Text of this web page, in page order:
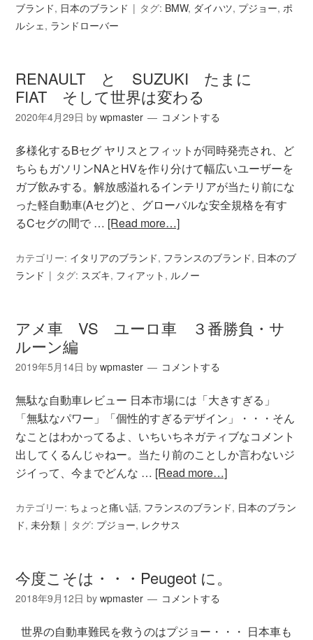
ブランド, 日本のブランド タグ: BMW, ダイハツ, プジョー,ポ
ルシェ, ランドローバー
RENAULT と SUZUKI たまに
FIAT そして世界は変わる
2020年4月29日 bywpmaster コメントする
多様化するBセグ ヤリスとフィットが同時発売され、ど
ちらもガソリンNAとHVを作り分けて幅広いユーザーを
ガブ飲みする。解放感溢れるインテリアが当たり前にな
った軽自動車(Aセグ)と、グローバルな安全規格を有す
るCセグの間で … [Read more…]
カテゴリー: イタリアのブランド, フランスのブランド, 日本のブ
ランド
タグ: スズキ, フィアット , ルノー
アメ車 VS ユーロ車 ３番勝負・サ
ルーン編
2019年5月14日 bywpmaster コメントする
無駄な自動車レビュー 日本市場には「大きすぎる」
「無駄なパワー」「個性的すぎるデザイン」・・・そん
なことはわかってるよ、いちいちネガティブなコメント
出してくるんじゃねー。当たり前のことしか言わないジ
ジイって、今までどんな … [Read more…]
カテゴリー: ちょっと痛い話, フランスのブランド, 日本のブラン
ド,未分類 タグ: プジョー, レクサス
今度こそは・・・Peugeot に。
2018年9月12日 bywpmaster コメントする
世界の自動車難民を救うのはプジョー・・・ 日本車も